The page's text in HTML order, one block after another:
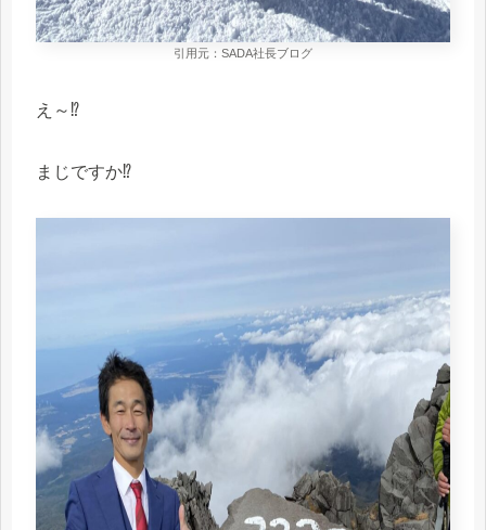
引用元：SADA社長ブログ
え～⁉
まじですか⁉